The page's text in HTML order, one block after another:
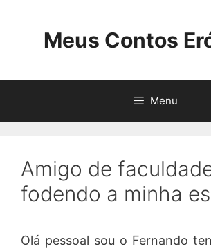
Meus Contos
Menu
Amigo de
fodendo a minha
Olá pessoal sou o Fernando